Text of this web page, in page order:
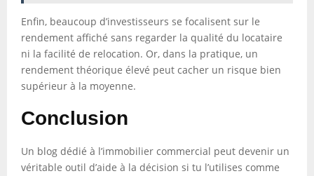
Enfin, beaucoup d’investisseurs se focalisent sur le
rendement affiché sans regarder la qualité du locataire
ni la facilité de relocation. Or, dans la pratique, un
rendement théorique élevé peut cacher un risque bien
supérieur à la moyenne.
Conclusion
Un blog dédié à l’immobilier commercial peut devenir un
véritable outil d’aide à la décision si tu l’utilises comme